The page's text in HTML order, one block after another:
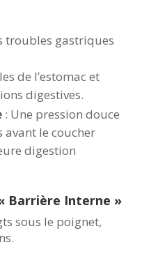
troubles gastriques
de l’estomac et
digestives.
: Une pression douce
le coucher
digestion
Barrière Interne »
sous le poignet,